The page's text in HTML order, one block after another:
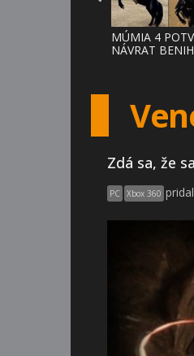
MÚMIA 4
NÁVRAT
Zdá sa, že
PC Xbox 360 pridal